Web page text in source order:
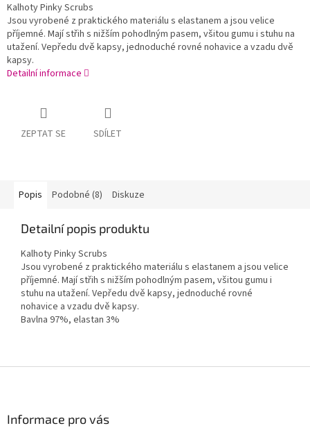
Kalhoty Pinky Scrubs
Jsou vyrobené z praktického materiálu s elastanem a jsou velice
příjemné. Mají střih s nižším pohodlným pasem, všitou gumu i stuhu na
utažení. Vepředu dvě kapsy, jednoduché rovné nohavice a vzadu dvě
kapsy.
Detailní informace
ZEPTAT SE SDÍLET
Popis Podobné (8) Diskuze
Detailní popis produktu
Kalhoty Pinky Scrubs
Jsou vyrobené z praktického materiálu s elastanem a jsou velice
příjemné. Mají střih s nižším pohodlným pasem, všitou gumu i
stuhu na utažení. Vepředu dvě kapsy, jednoduché rovné
nohavice a vzadu dvě kapsy.
Bavlna 97%, elastan 3%
Informace pro vás